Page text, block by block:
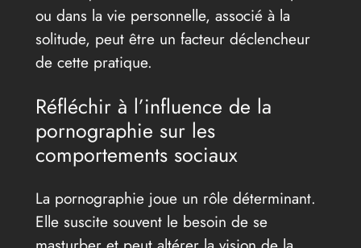
ou dans la vie personnelle, associé à la
solitude, peut être un facteur déclencheur
de cette pratique.
Réfléchir à l’influence de la
pornographie sur les
comportements sociaux
La pornographie joue un rôle déterminant.
Elle suscite souvent le besoin de se